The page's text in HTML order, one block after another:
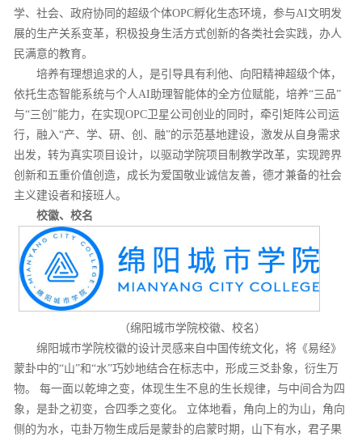
学、社会、政府协同的超级个体OPC孵化生态环境，参与AI文明发
展的生产关系变革，积极投身生活方式创新的各类社会实践，办人
民满意的教育。
培养有理想追求的人，是引导具有利他、向阳精神超级个体，
依托生态智能系统与个人AI助理智能体的全方位赋能，培养“三品”
与“三创”能力，在实现OPC卫星公司创业的同时，牵引矩阵公司运
行，融入“产、学、研、创、融”的示范基地建设，激发从自身需求
出发，转为真实项目设计，以驱动学院项目制教学改革，实现跨界
创新和五重价值创造，成长为爱国敬业诚信友善，德才兼备的社会
主义建设者和接班人。
校徽、校名
（绵阳城市学院校徽、校名）
绵阳城市学院校徽的设计灵感来自中国传统文化，将《易经》
蒙卦中的“山”和“水”巧妙地结合在标志中，形成三爻卦象，衍生万
物。 每一面以乾坤之变，体现生生不息的生长规律，与中间合为四
象，是卦之初变，合四季之变化。 立体地看，角向上的为山，角向
侧的为水，屯卦万物生成后是蒙卦的启蒙时期，山下有水，君子果